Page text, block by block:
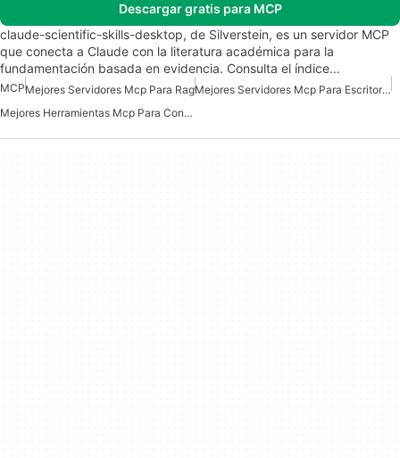
Descargar gratis para MCP
claude-scientific-skills-desktop, de Silverstein, es un servidor MCP
que conecta a Claude con la literatura académica para la
fundamentación basada en evidencia. Consulta el índice…
MCPMejores Servidores Mcp Para Rag
Mejores Servidores Mcp Para Escritorio Claude
Mejores Herramientas Mcp Para Conectarse A Datos